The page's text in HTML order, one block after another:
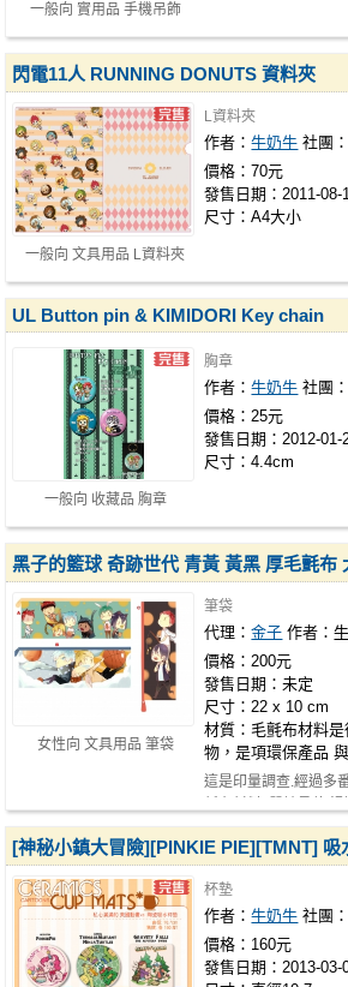
一般向 實用品 手機吊飾
一般向 文具用品 L資料夾
閃電11人 RUNNING DONUTS 資料夾
L資料夾
作者：牛奶牛 社團
價格：70元
發售日期：2011-08-
尺寸：A4大小
一般向 收藏品 胸章
UL Button pin & KIMIDORI Key chain
胸章
作者：牛奶牛 社團
價格：25元
發售日期：2012-01-
尺寸：4.4cm
女性向 文具用品 筆袋
筆袋
代理：金子 作者：
價格：200元
發售日期：未定
尺寸：22 x 10 cm
材質：毛氈布材料
物，是項環保產品
這是印量調查.經過多
[神秘小鎮大冒險][PINKIE PIE][TMNT] 吸
杯墊
作者：牛奶牛 社團
價格：160元
發售日期：2013-03-